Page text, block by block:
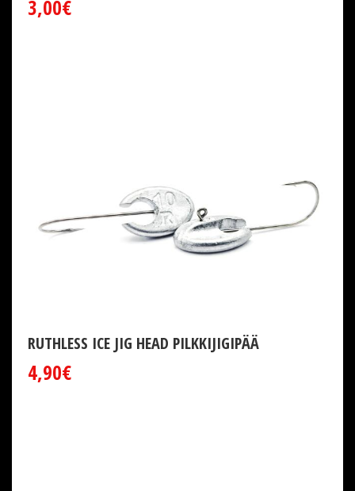
3,00€
RUTHLESS ICE JIG HEAD PILKKIJIGIPÄÄ
4,90€